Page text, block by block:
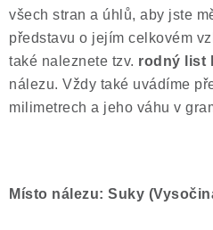
všech stran a úhlů, aby jste
představu o jejím celkovém
také naleznete tzv. rodný list
nálezu. Vždy také uvádíme
milimetrech a jeho váhu v
Místo nálezu: Suky